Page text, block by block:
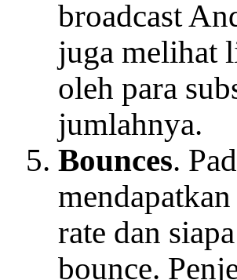
broadcast
juga melihat
oleh para
jumlahnya.
Bounces.
rate dan
bounce.